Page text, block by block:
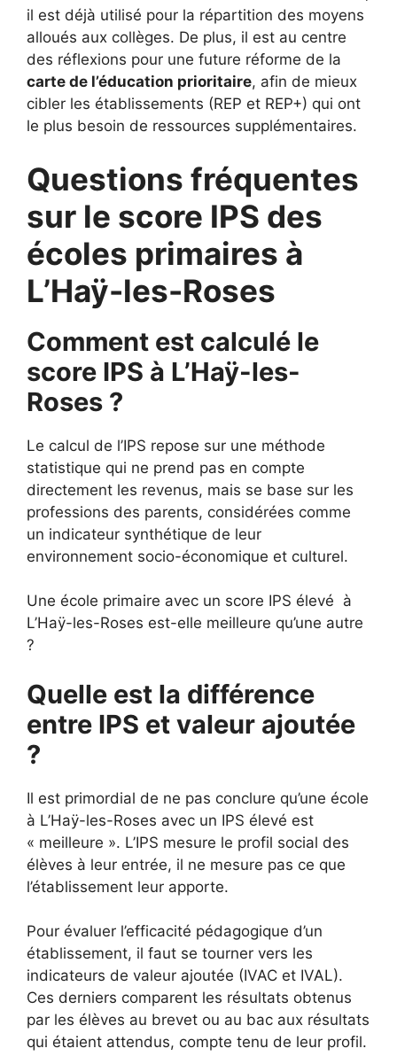
il est déjà utilisé pour la répartition des moyens
alloués aux collèges. De plus, il est au centre
des réflexions pour une future réforme de la
carte de l’éducation prioritaire, afin de mieux
cibler les établissements (REP et REP+) qui ont
le plus besoin de ressources supplémentaires.
Questions fréquentes
sur le score IPS des
écoles primaires à
L’Haÿ-les-Roses
Comment est calculé le
score IPS à L’Haÿ-les-
Roses ?
Le calcul de l’IPS repose sur une méthode
statistique qui ne prend pas en compte
directement les revenus, mais se base sur les
professions des parents, considérées comme
un indicateur synthétique de leur
environnement socio-économique et culturel.
Une école primaire avec un score IPS élevé à
L’Haÿ-les-Roses est-elle meilleure qu’une autre
?
Quelle est la différence
entre IPS et valeur ajoutée
?
Il est primordial de ne pas conclure qu’une école
à L’Haÿ-les-Roses avec un IPS élevé est
« meilleure ». L’IPS mesure le profil social des
élèves à leur entrée, il ne mesure pas ce que
l’établissement leur apporte.
Pour évaluer l’efficacité pédagogique d’un
établissement, il faut se tourner vers les
indicateurs de valeur ajoutée (IVAC et IVAL).
Ces derniers comparent les résultats obtenus
par les élèves au brevet ou au bac aux résultats
qui étaient attendus, compte tenu de leur profil.